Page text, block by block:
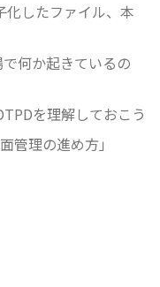
したファイル、本
何か起きているの
を理解しておこう
管理の進め方」